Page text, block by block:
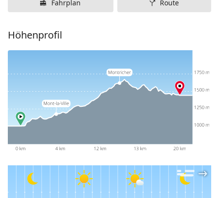
Fahrplan Route
Höhenprofil